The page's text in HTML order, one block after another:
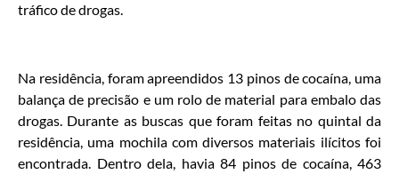
tráfico de drogas.
Na residência, foram apreendidos 13 pinos de cocaína, uma
balança de precisão e um rolo de material para embalo das
drogas. Durante as buscas que foram feitas no quintal da
residência, uma mochila com diversos materiais ilícitos foi
encontrada. Dentro dela, havia 84 pinos de cocaína, 463